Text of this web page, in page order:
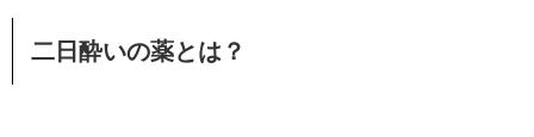
二日酔いの薬とは？